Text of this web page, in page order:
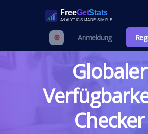
Anmeldung
Globaler
Checker